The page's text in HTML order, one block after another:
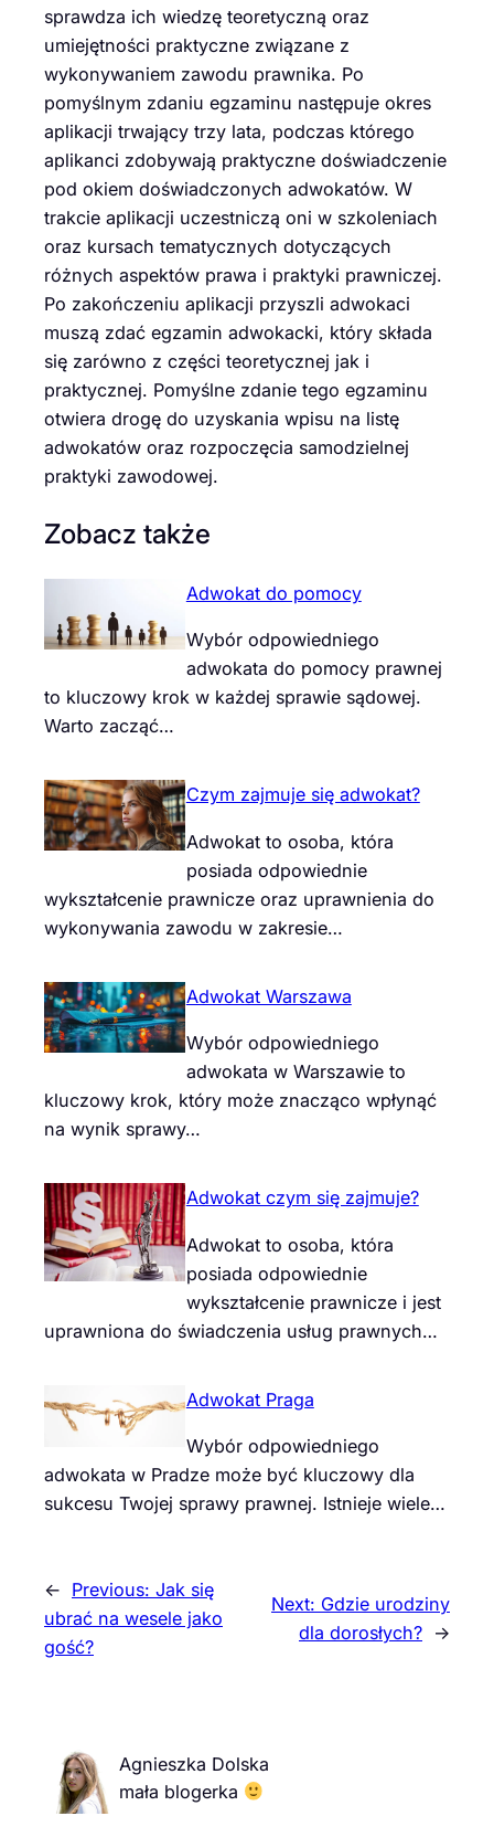
sprawdza ich wiedzę teoretyczną oraz
umiejętności praktyczne związane z
wykonywaniem zawodu prawnika. Po
pomyślnym zdaniu egzaminu następuje okres
aplikacji trwający trzy lata, podczas którego
aplikanci zdobywają praktyczne doświadczenie
pod okiem doświadczonych adwokatów. W
trakcie aplikacji uczestniczą oni w szkoleniach
oraz kursach tematycznych dotyczących
różnych aspektów prawa i praktyki prawniczej.
Po zakończeniu aplikacji przyszli adwokaci
muszą zdać egzamin adwokacki, który składa
się zarówno z części teoretycznej jak i
praktycznej. Pomyślne zdanie tego egzaminu
otwiera drogę do uzyskania wpisu na listę
adwokatów oraz rozpoczęcia samodzielnej
praktyki zawodowej.
Zobacz także
Adwokat do pomocy
Wybór odpowiedniego
adwokata do pomocy prawnej
to kluczowy krok w każdej sprawie sądowej.
Warto zacząć…
Czym zajmuje się adwokat?
Adwokat to osoba, która
posiada odpowiednie
wykształcenie prawnicze oraz uprawnienia do
wykonywania zawodu w zakresie…
Adwokat Warszawa
Wybór odpowiedniego
adwokata w Warszawie to
kluczowy krok, który może znacząco wpłynąć
na wynik sprawy…
Adwokat czym się zajmuje?
Adwokat to osoba, która
posiada odpowiednie
wykształcenie prawnicze i jest
uprawniona do świadczenia usług prawnych…
Adwokat Praga
Wybór odpowiedniego
adwokata w Pradze może być kluczowy dla
sukcesu Twojej sprawy prawnej. Istnieje wiele…
← Previous: Jak się
ubrać na wesele jako
gość?
Next: Gdzie urodziny
dla dorosłych? →
Agnieszka Dolska
mała blogerka